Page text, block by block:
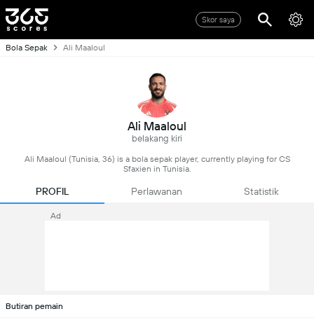
Skor saya
Bola Sepak Ali Maaloul
Ali Maaloul
belakang kiri
Ali Maaloul (Tunisia, 36) is a bola sepak player, currently playing for CS
Sfaxien in Tunisia.
PROFIL Perlawanan Statistik
Ad
Butiran pemain